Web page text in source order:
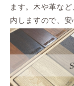
ます。木や革な
内しますので、安